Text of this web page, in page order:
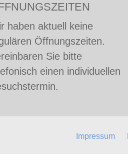
haben aktuell keine
Öffnungszeiten.
Sie bitte
einen individuellen
Impressum